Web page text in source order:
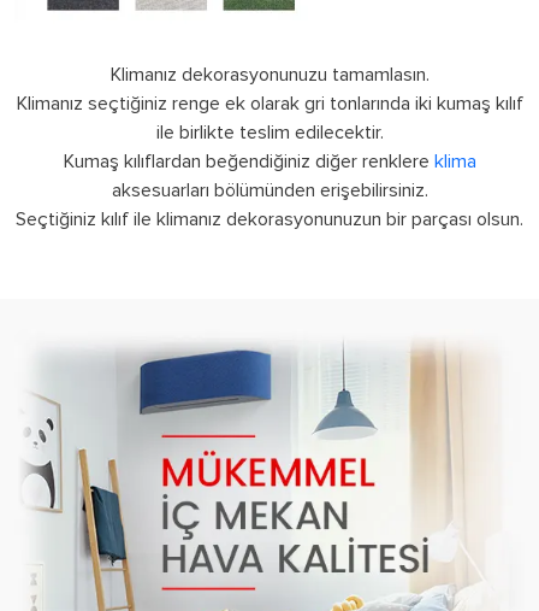
Klimanız dekorasyonunuzu tamamlasın.
Klimanız seçtiğiniz renge ek olarak gri tonlarında iki kumaş kılıf
ile birlikte teslim edilecektir.
Kumaş kılıflardan beğendiğiniz diğer renklere klima
aksesuarları bölümünden erişebilirsiniz.
Seçtiğiniz kılıf ile klimanız dekorasyonunuzun bir parçası olsun.